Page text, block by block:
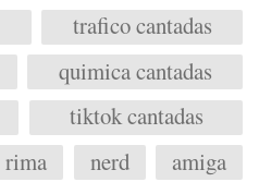
trafico cantadas
quimica cantadas
tiktok cantadas
rima nerd amiga